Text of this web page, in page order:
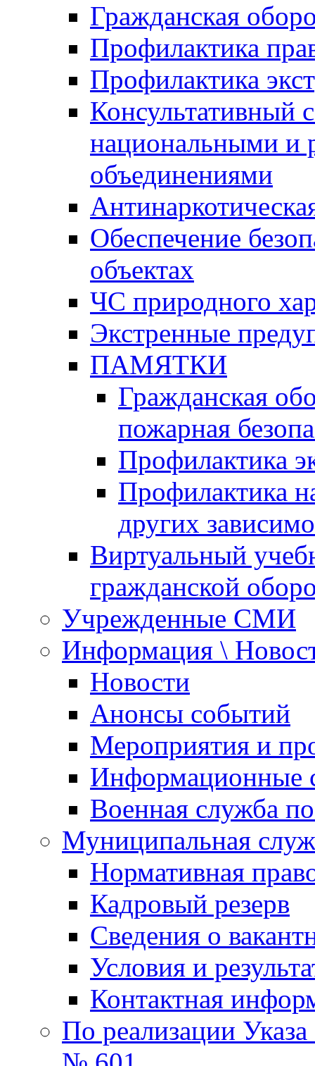
Гражданская
Профилактика
Профилактика
Консультативный
национальными и
объединениями
Обеспечение
объектах
ЧС природного
Экстренные
ПАМЯТКИ
Гражданская
пожарная
Профилактика
Профилактика
других
Виртуальный
гражданской
Учрежденные СМИ
Информация \
Новости
Анонсы событий
Мероприятия и
Информационные
Военная служба
Муниципальная
Нормативная
Кадровый резерв
Сведения о
Условия и
Контактная
По реализации